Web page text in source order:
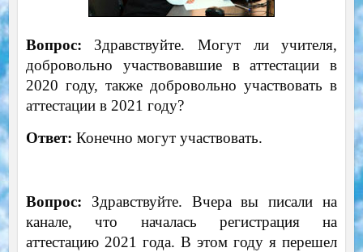
Вопрос: Здравствуйте. Могут ли учителя,
добровольно участвовавшие в аттестации в
2020 году, также добровольно участвовать в
аттестации в 2021 году?
Ответ: Конечно могут участвовать.
Вопрос: Здравствуйте. Вчера вы писали на
канале, что началась регистрация на
аттестацию 2021 года. В этом году я перешел